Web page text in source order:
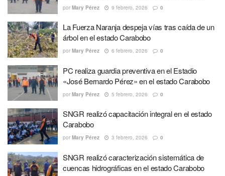
por Mary Pérez 9 febrero, 2026 0
La Fuerza Naranja despeja vías tras caída de un
árbol en el estado Carabobo
por Mary Pérez 6 febrero, 2026 0
PC realiza guardia preventiva en el Estadio
«José Bernardo Pérez» en el estado Carabobo
por Mary Pérez 5 febrero, 2026 0
SNGR realizó capacitación integral en el estado
Carabobo
por Mary Pérez 3 febrero, 2026 0
SNGR realizó caracterización sistemática de
cuencas hidrográficas en el estado Carabobo